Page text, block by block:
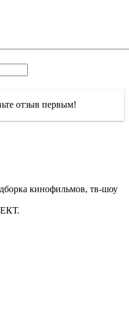
отзыв первым!
кинофильмов, тв-шоу